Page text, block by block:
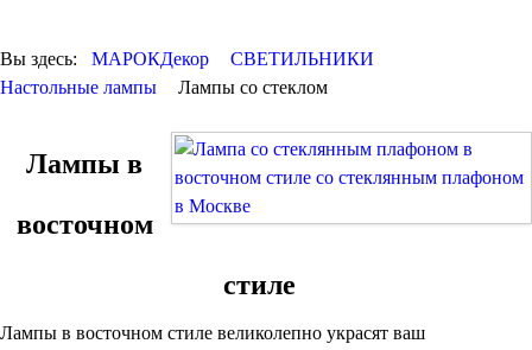
Люстры марокканские
Люстры из мозаики
Люстры со стеклом
Бра
ПОСУДА
Вы здесь: МАРОКДекор
СВЕТИЛЬНИКИ
Настольные лампы
Лампы со стеклом
Лампы в
восточном
стиле
Лампы в восточном стиле великолепно украсят ваш